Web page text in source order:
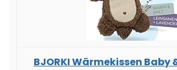
BJORKI Wärmekissen Baby